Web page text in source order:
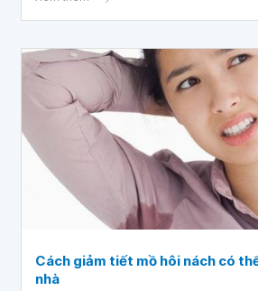
Cách giảm tiết mồ hôi nách có
nhà